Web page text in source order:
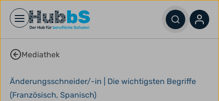
Open main menu
Mediathek
Änderungsschneider/-in | Die wichtigsten Begriffe
(Französisch, Spanisch)